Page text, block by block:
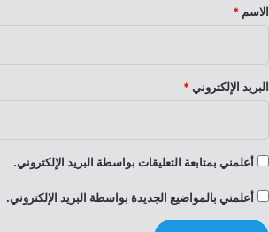
*
الاسم *
البريد الإلكتروني *
أعلمني بمتابعة التعليقات بواسطة البريد الإلكتروني.
أعلمني بالمواضيع الجديدة بواسطة البريد الإلكتروني.